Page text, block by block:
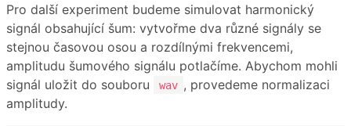
Pro další experiment budeme simulovat harmonický
signál obsahující šum: vytvořme dva různé signály se
stejnou časovou osou a rozdílnými frekvencemi,
amplitudu šumového signálu potlačíme. Abychom mohli
signál uložit do souboru
wav , provedeme normalizaci
amplitudy.